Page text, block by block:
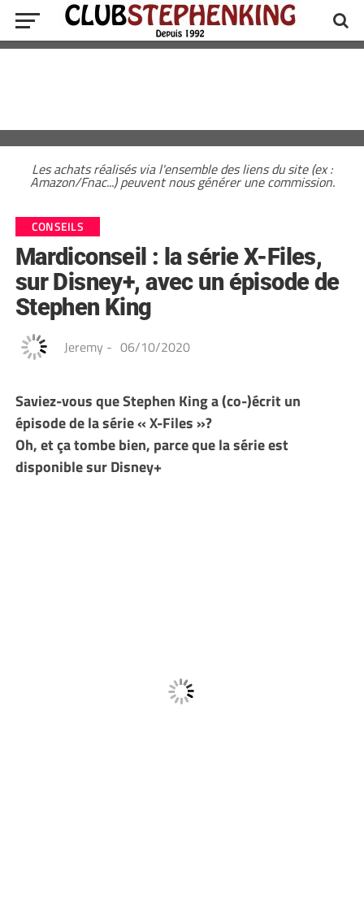
Les achats réalisés via l'ensemble des liens du site (ex :
Amazon/Fnac...) peuvent nous générer une commission.
CONSEILS
Mardiconseil : la série X-Files,
sur Disney+, avec un épisode de
Stephen King
Jeremy - 06/10/2020
Saviez-vous que Stephen King a (co-)écrit un
épisode de la série « X-Files »?
Oh, et ça tombe bien, parce que la série est
disponible sur Disney+